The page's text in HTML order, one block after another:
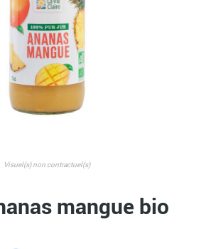
Visuel(s) non contractuel(s)
mangue bio